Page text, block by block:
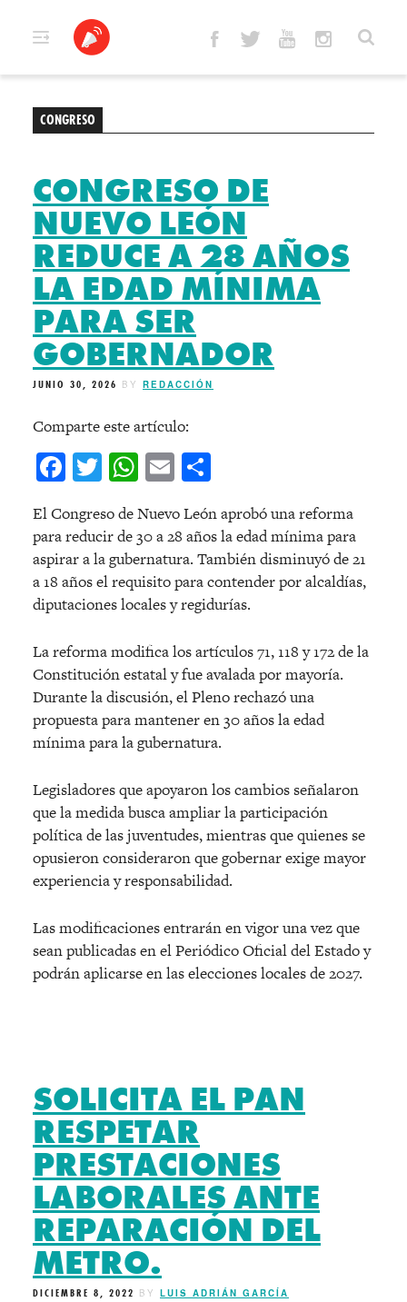
CONGRESO
CONGRESO DE
NUEVO LEÓN
REDUCE A 28 AÑOS
LA EDAD MÍNIMA
PARA SER
GOBERNADOR
JUNIO 30, 2026 BY REDACCIÓN
Comparte este artículo:
Facebook
Twitter
WhatsApp
Email
El Congreso de Nuevo León aprobó una reforma
para reducir de 30 a 28 años la edad mínima para
aspirar a la gubernatura. También disminuyó de 21
a 18 años el requisito para contender por alcaldías,
diputaciones locales y regidurías.
La reforma modifica los artículos 71, 118 y 172 de la
Constitución estatal y fue avalada por mayoría.
Durante la discusión, el Pleno rechazó una
propuesta para mantener en 30 años la edad
mínima para la gubernatura.
Legisladores que apoyaron los cambios señalaron
que la medida busca ampliar la participación
política de las juventudes, mientras que quienes se
opusieron consideraron que gobernar exige mayor
experiencia y responsabilidad.
Las modificaciones entrarán en vigor una vez que
sean publicadas en el Periódico Oficial del Estado y
podrán aplicarse en las elecciones locales de 2027.
SOLICITA EL PAN
RESPETAR
PRESTACIONES
LABORALES ANTE
REPARACIÓN DEL
METRO.
DICIEMBRE 8, 2022 BY LUIS ADRIÁN GARCÍA